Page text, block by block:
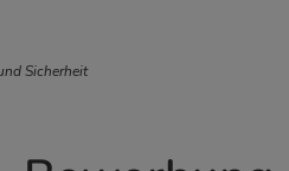
Sicherheit